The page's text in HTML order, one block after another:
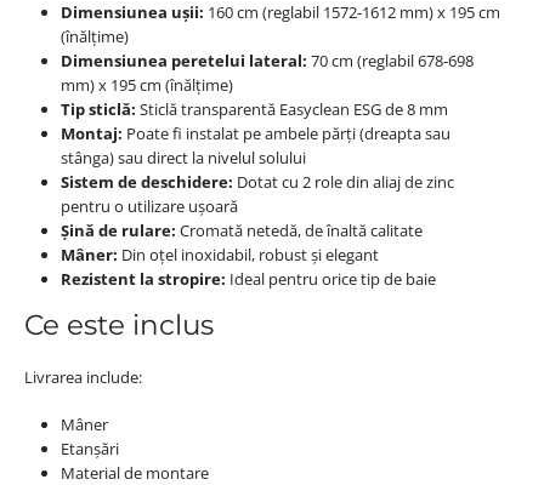
Dimensiunea ușii: 160 cm (reglabil 1572-1612 mm) x 195 cm
(înălțime)
Dimensiunea peretelui lateral: 70 cm (reglabil 678-698
mm) x 195 cm (înălțime)
Tip sticlă: Sticlă transparentă Easyclean ESG de 8 mm
Montaj: Poate fi instalat pe ambele părți (dreapta sau
stânga) sau direct la nivelul solului
Sistem de deschidere: Dotat cu 2 role din aliaj de zinc
pentru o utilizare ușoară
Șină de rulare: Cromată netedă, de înaltă calitate
Mâner: Din oțel inoxidabil, robust și elegant
Rezistent la stropire: Ideal pentru orice tip de baie
Ce este inclus
Livrarea include:
Mâner
Etanșări
Material de montare